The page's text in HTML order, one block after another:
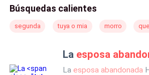
Búsquedas calientes
segunda tuya o mia morro
La esposa
Laesposa abandonada